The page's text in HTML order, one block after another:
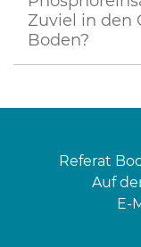
Zuviel in den
Boden?
Referat
Auf
E-